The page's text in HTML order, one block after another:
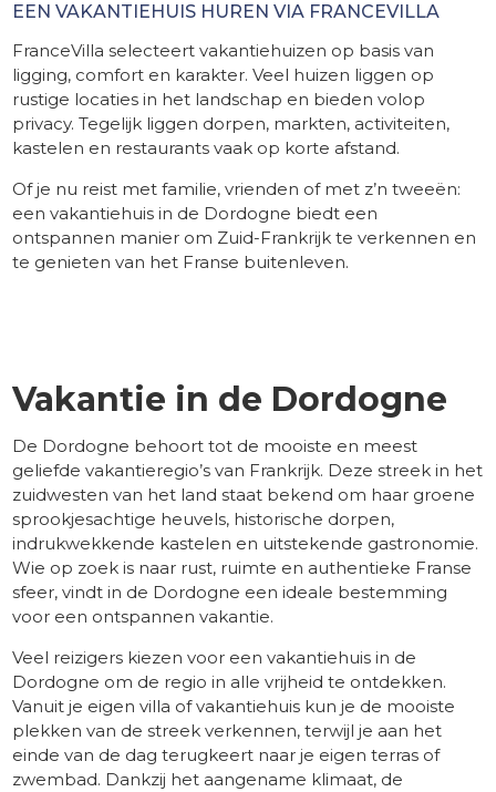
EEN VAKANTIEHUIS HUREN VIA FRANCEVILLA
FranceVilla selecteert vakantiehuizen op basis van
ligging, comfort en karakter. Veel huizen liggen op
rustige locaties in het landschap en bieden volop
privacy. Tegelijk liggen dorpen, markten, activiteiten,
kastelen en restaurants vaak op korte afstand.
Of je nu reist met familie, vrienden of met z’n tweeën:
een vakantiehuis in de Dordogne biedt een
ontspannen manier om Zuid-Frankrijk te verkennen en
te genieten van het Franse buitenleven.
Vakantie in de Dordogne
De Dordogne behoort tot de mooiste en meest
geliefde vakantieregio’s van Frankrijk. Deze streek in het
zuidwesten van het land staat bekend om haar groene
sprookjesachtige heuvels, historische dorpen,
indrukwekkende kastelen en uitstekende gastronomie.
Wie op zoek is naar rust, ruimte en authentieke Franse
sfeer, vindt in de Dordogne een ideale bestemming
voor een ontspannen vakantie.
Veel reizigers kiezen voor een vakantiehuis in de
Dordogne om de regio in alle vrijheid te ontdekken.
Vanuit je eigen villa of vakantiehuis kun je de mooiste
plekken van de streek verkennen, terwijl je aan het
einde van de dag terugkeert naar je eigen terras of
zwembad. Dankzij het aangename klimaat, de